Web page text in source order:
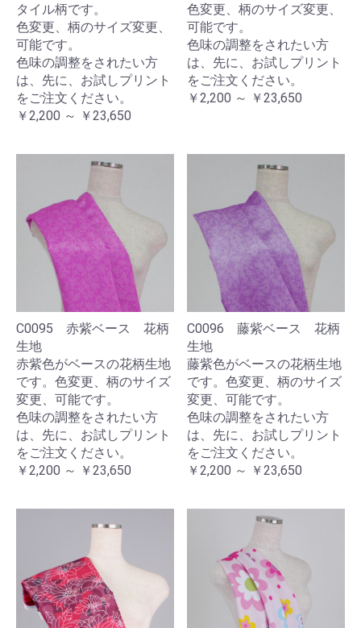
タイル柄です。
色変更、柄のサイズ変更、
可能です。
色味の調整をされたい方
は、先に、お試しプリント
をご注文ください。
￥2,200 ～ ￥23,650
色変更、柄のサイズ変更、
可能です。
色味の調整をされたい方
は、先に、お試しプリント
をご注文ください。
￥2,200 ～ ￥23,650
C0095 赤紫ベース 花柄
生地
赤紫色がベースの花柄生地
です。色変更、柄のサイズ
変更、可能です。
色味の調整をされたい方
は、先に、お試しプリント
をご注文ください。
￥2,200 ～ ￥23,650
C0096 藤紫ベース 花柄
生地
藤紫色がベースの花柄生地
です。色変更、柄のサイズ
変更、可能です。
色味の調整をされたい方
は、先に、お試しプリント
をご注文ください。
￥2,200 ～ ￥23,650